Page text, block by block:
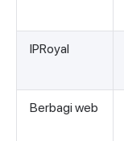
IPRoyal
Berbagi web